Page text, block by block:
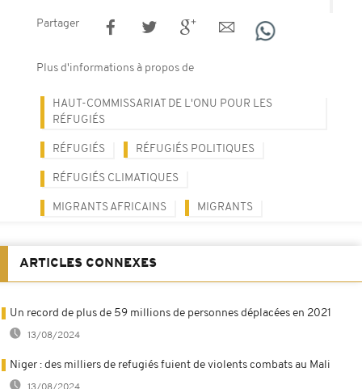
Partager
Plus d'informations à propos de
HAUT-COMMISSARIAT DE L'ONU POUR LES
RÉFUGIÉS
RÉFUGIÉS RÉFUGIÉS POLITIQUES
RÉFUGIÉS CLIMATIQUES
MIGRANTS AFRICAINS MIGRANTS
ARTICLES CONNEXES
Un record de plus de 59 millions de personnes déplacées en 2021
13/08/2024
Niger : des milliers de refugiés fuient de violents combats au Mali